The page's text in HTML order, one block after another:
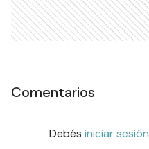
Comentarios
Debés iniciar sesión